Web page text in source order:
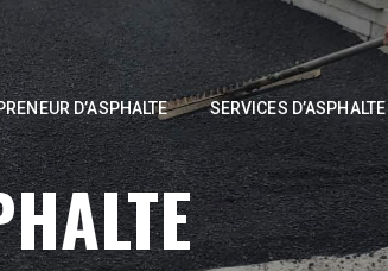
D’ASPHALTE SERVICES D’ASPHALTE